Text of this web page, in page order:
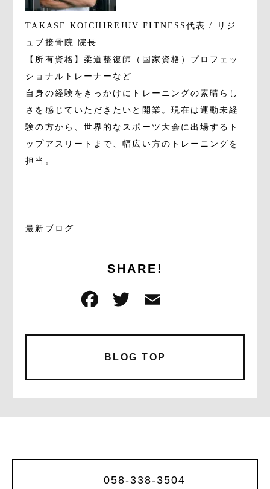
TAKASE KOICHI REJUV FITNESS代表 / リジ
ュブ接骨院 院長
【所有資格】柔道整復師（国家資格）プロフェッ
ショナルトレーナーなど
自身の経験をきっかけにトレーニングの素晴らし
さを感じていただきたいと開業。現在は運動未経
験の方から、世界的なスポーツ大会に出場するト
ップアスリートまで、幅広い方のトレーニングを
担当。
最新ブログ
SHARE!
F
c
e
b
o
o
T
it
te
r
ai
BLOG TOP
058-338-3504